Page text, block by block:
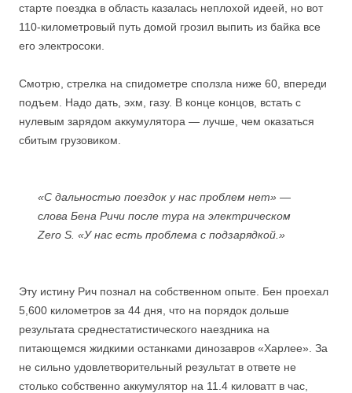
старте поездка в область казалась неплохой идеей, но вот
110-километровый путь домой грозил выпить из байка все
его электросоки.
Смотрю, стрелка на спидометре сползла ниже 60, впереди
подъем. Надо дать, эхм, газу. В конце концов, встать с
нулевым зарядом аккумулятора — лучше, чем оказаться
сбитым грузовиком.
«С дальностью поездок у нас проблем нет» —
слова Бена Ричи после тура на электрическом
Zero S. «У нас есть проблема с подзарядкой.»
Эту истину Рич познал на собственном опыте. Бен проехал
5,600 километров за 44 дня, что на порядок дольше
результата среднестатистического наездника на
питающемся жидкими останками динозавров «Харлее». За
не сильно удовлетворительный результат в ответе не
столько собственно аккумулятор на 11.4 киловатт в час,